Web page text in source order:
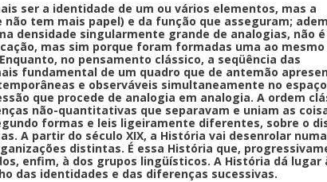
ser a identidade de um ou vários elementos, mas a
tem mais papel) e da função que asseguram;
densidade singularmente grande de analogias, não é
mas sim porque foram formadas uma ao
no pensamento clássico, a seqüência das
fundamental de um quadro que de antemão
e observáveis simultaneamente no
que procede de analogia em analogia. A ordem
não-quantitativas que separavam e uniam as
formas e leis ligeiramente diferentes, sobre o
A partir do século XIX, a História vai desenrolar
distintas. É essa História que,
enfim, à dos grupos lingüísticos. A História dá lugar
das identidades e das diferenças sucessivas.